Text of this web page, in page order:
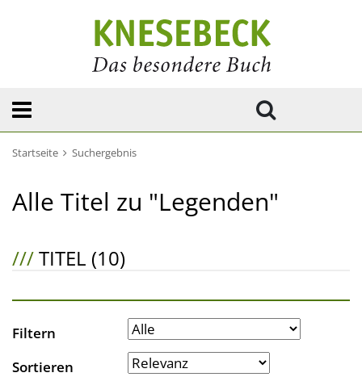
Startseite Suchergebnis
Alle Titel zu "Legenden"
///TITEL (10)
Filtern
Sortieren